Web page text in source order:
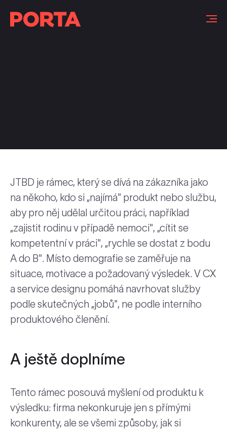
JTBD je rámec, který se dívá na zákazníka jako
na někoho, kdo si „najímá" produkt nebo službu,
aby pro něj udělal určitou práci, například
„zajistit rodinu v případě nemoci", „cítit se
kompetentní v práci", „rychle se dostat z bodu
A do B". Místo demografie se zaměřuje na
situace, motivace a požadovaný výsledek. V CX
a service designu pomáhá navrhovat služby
podle skutečných „jobů", ne podle interního
produktového členění.
A ještě doplníme
Tento rámec posouvá myšlení od produktu k
výsledku: firma nekonkuruje jen s přímými
konkurenty, ale se všemi způsoby, jak si